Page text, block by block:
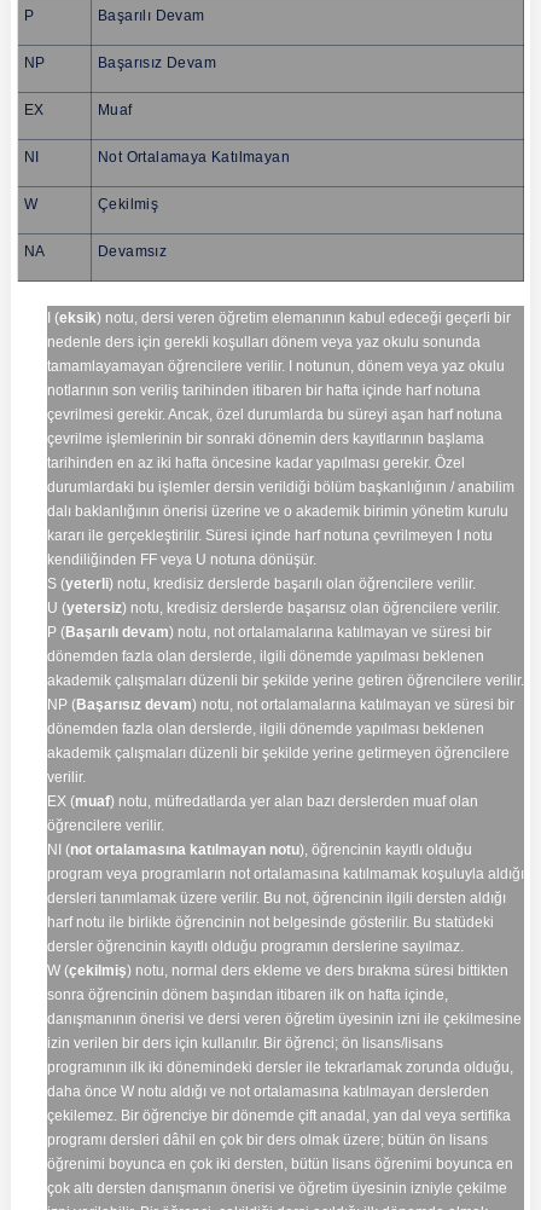
P Başarılı Devam
NP Başarısız Devam
EX Muaf
NI Not Ortalamaya Katılmayan
W Çekilmiş
NA Devamsız
I (eksik) notu, dersi veren öğretim elemanının kabul edeceği geçerli bir
nedenle ders için gerekli koşulları dönem veya yaz okulu sonunda
tamamlayamayan öğrencilere verilir. I notunun, dönem veya yaz okulu
notlarının son veriliş tarihinden itibaren bir hafta içinde harf notuna
çevrilmesi gerekir. Ancak, özel durumlarda bu süreyi aşan harf notuna
çevrilme işlemlerinin bir sonraki dönemin ders kayıtlarının başlama
tarihinden en az iki hafta öncesine kadar yapılması gerekir. Özel
durumlardaki bu işlemler dersin verildiği bölüm başkanlığının / anabilim
dalı baklanlığının önerisi üzerine ve o akademik birimin yönetim kurulu
kararı ile gerçekleştirilir. Süresi içinde harf notuna çevrilmeyen I notu
kendiliğinden FF veya U notuna dönüşür.
S (yeterli) notu, kredisiz derslerde başarılı olan öğrencilere verilir.
U (yetersiz) notu, kredisiz derslerde başarısız olan öğrencilere verilir.
P (Başarılı devam) notu, not ortalamalarına katılmayan ve süresi bir
dönemden fazla olan derslerde, ilgili dönemde yapılması beklenen
akademik çalışmaları düzenli bir şekilde yerine getiren öğrencilere verilir.
NP (Başarısız devam) notu, not ortalamalarına katılmayan ve süresi bir
dönemden fazla olan derslerde, ilgili dönemde yapılması beklenen
akademik çalışmaları düzenli bir şekilde yerine getirmeyen öğrencilere
verilir.
EX (muaf) notu, müfredatlarda yer alan bazı derslerden muaf olan
öğrencilere verilir.
NI (not ortalamasına katılmayan notu), öğrencinin kayıtlı olduğu
program veya programların not ortalamasına katılmamak koşuluyla aldığı
dersleri tanımlamak üzere verilir. Bu not, öğrencinin ilgili dersten aldığı
harf notu ile birlikte öğrencinin not belgesinde gösterilir. Bu statüdeki
dersler öğrencinin kayıtlı olduğu programın derslerine sayılmaz.
W (çekilmiş) notu, normal ders ekleme ve ders bırakma süresi bittikten
sonra öğrencinin dönem başından itibaren ilk on hafta içinde,
danışmanının önerisi ve dersi veren öğretim üyesinin izni ile çekilmesine
izin verilen bir ders için kullanılır. Bir öğrenci; ön lisans/lisans
programının ilk iki dönemindeki dersler ile tekrarlamak zorunda olduğu,
daha önce W notu aldığı ve not ortalamasına katılmayan derslerden
çekilemez. Bir öğrenciye bir dönemde çift anadal, yan dal veya sertifika
programı dersleri dâhil en çok bir ders olmak üzere; bütün ön lisans
öğrenimi boyunca en çok iki dersten, bütün lisans öğrenimi boyunca en
çok altı dersten danışmanın önerisi ve öğretim üyesinin izniyle çekilme